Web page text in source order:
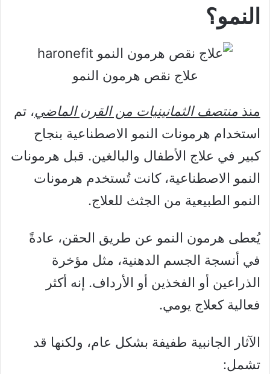
النمو؟
علاج نقص هرمون النمو
منذ منتصف الثمانينيات من القرن الماضي، تم
استخدام هرمونات النمو الاصطناعية بنجاح
كبير في علاج الأطفال والبالغين. قبل هرمونات
النمو الاصطناعية، كانت تُستخدم هرمونات
النمو الطبيعية من الجثث للعلاج.
يُعطى هرمون النمو عن طريق الحقن، عادةً
في أنسجة الجسم الدهنية، مثل مؤخرة
الذراعين أو الفخذين أو الأرداف. إنه أكثر
فعالية كعلاج يومي.
الآثار الجانبية طفيفة بشكل عام، ولكنها قد
تشمل: